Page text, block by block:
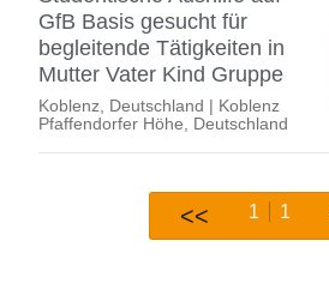
GfB Basis gesucht für
begleitende Tätigkeiten in
Mutter Vater Kind Gruppe
Koblenz, Deutschland | Koblenz
Pfaffendorfer Höhe, Deutschland
<< 1 1